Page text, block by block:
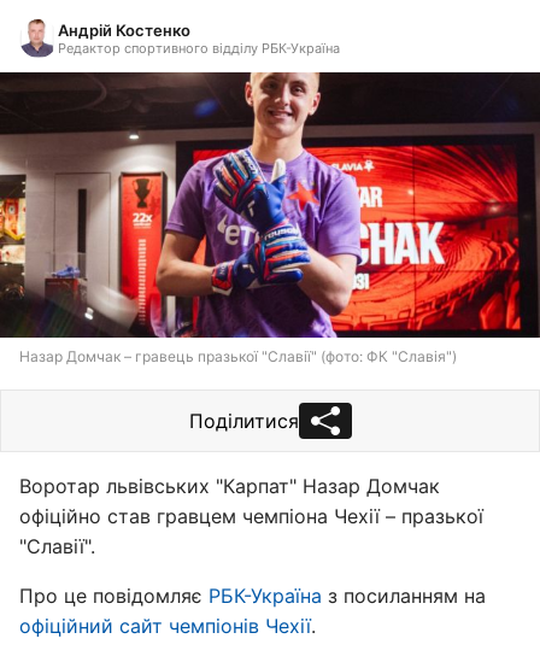
Андрій Костенко
Редактор спортивного відділу РБК-Україна
Назар Домчак – гравець празької "Славії" (фото: ФК "Славія")
Поділитися
Воротар львівських "Карпат" Назар Домчак
офіційно став гравцем чемпіона Чехії – празької
"Славії".
Про це повідомляє РБК-Україна з посиланням на
офіційний сайт чемпіонів Чехії.